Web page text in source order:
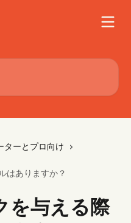
ターとプロ向け
はありますか？
を与える際